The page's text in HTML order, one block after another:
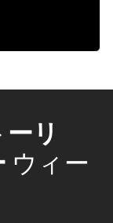
リ
ウィー